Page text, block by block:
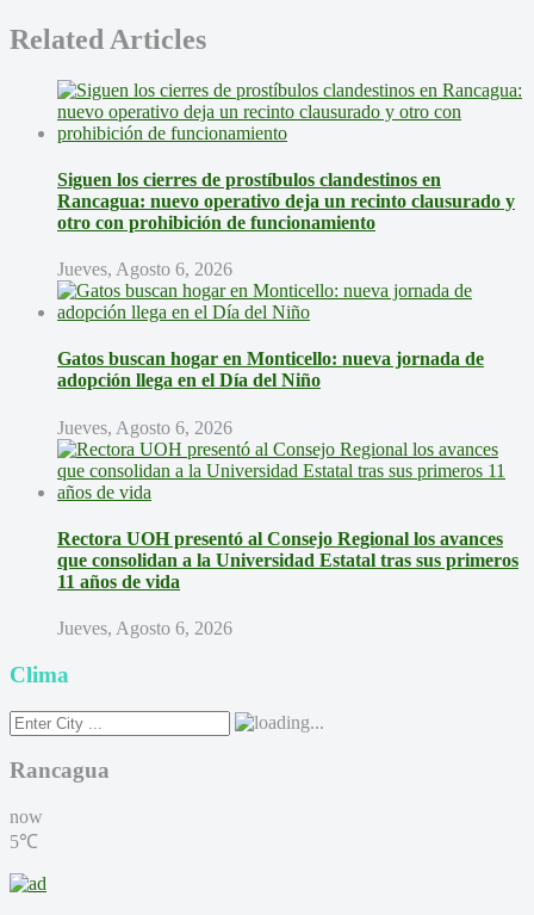
Related Articles
Siguen los cierres de prostíbulos clandestinos en
Rancagua: nuevo operativo deja un recinto clausurado y
otro con prohibición de funcionamiento
Jueves, Agosto 6, 2026
Gatos buscan hogar en Monticello: nueva jornada de
adopción llega en el Día del Niño
Jueves, Agosto 6, 2026
Rectora UOH presentó al Consejo Regional los avances
que consolidan a la Universidad Estatal tras sus primeros
11 años de vida
Jueves, Agosto 6, 2026
Clima
Rancagua
now
5℃